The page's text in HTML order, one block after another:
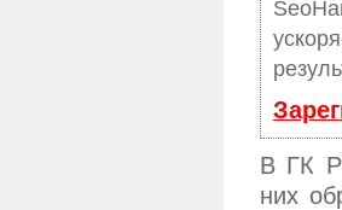
В ГК
них